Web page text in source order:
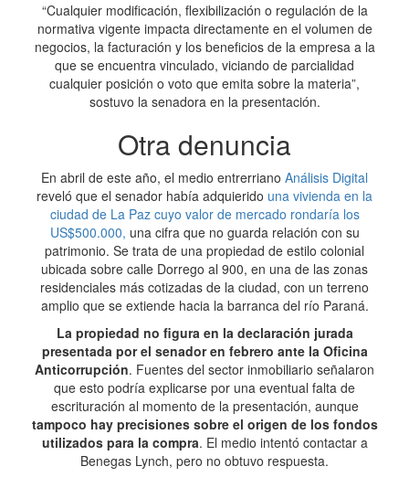
“Cualquier modificación, flexibilización o regulación de la
normativa vigente impacta directamente en el volumen de
negocios, la facturación y los beneficios de la empresa a la
que se encuentra vinculado, viciando de parcialidad
cualquier posición o voto que emita sobre la materia”,
sostuvo la senadora en la presentación.
Otra denuncia
En abril de este año, el medio entrerriano Análisis Digital
reveló que el senador había adquierido una vivienda en la
ciudad de La Paz cuyo valor de mercado rondaría los
US$500.000, una cifra que no guarda relación con su
patrimonio. Se trata de una propiedad de estilo colonial
ubicada sobre calle Dorrego al 900, en una de las zonas
residenciales más cotizadas de la ciudad, con un terreno
amplio que se extiende hacia la barranca del río Paraná.
La propiedad no figura en la declaración jurada
presentada por el senador en febrero ante la Oficina
Anticorrupción. Fuentes del sector inmobiliario señalaron
que esto podría explicarse por una eventual falta de
escrituración al momento de la presentación, aunque
tampoco hay precisiones sobre el origen de los fondos
utilizados para la compra. El medio intentó contactar a
Benegas Lynch, pero no obtuvo respuesta.